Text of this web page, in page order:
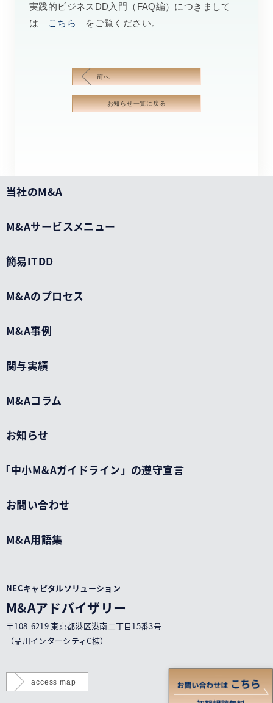
実践的ビジネスDD入門（FAQ編）につきまして
は
こちら をご覧ください。
前へ
お知らせ一覧に戻る
当社のM&A
M&Aサービスメニュー
簡易ITDD
M&Aのプロセス
M&A事例
関与実績
M&Aコラム
お知らせ
「中小M&Aガイドライン」の遵守宣言
お問い合わせ
M&A用語集
NECキャピタルソリューション
M&Aアドバイザリー
〒108-6219 東京都港区港南二丁目15番3号
（品川インターシティC棟）
access map